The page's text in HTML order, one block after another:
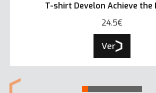
T-shirt Develon Achieve the
24.5€
Ver